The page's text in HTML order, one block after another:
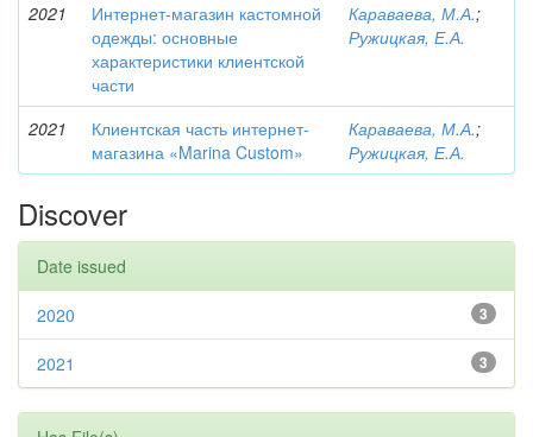
2021
Интернет-магазин кастомной
одежды: основные
характеристики клиентской
части
Караваева, М.А.;
Ружицкая, Е.А.
2021
Клиентская часть интернет-
магазина «Marina Custom»
Караваева, М.А.;
Ружицкая, Е.А.
Discover
Date issued
3
2020
3
2021